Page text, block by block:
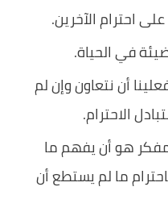
احترام الآخرين.
في الحياة.
أن نتعاون وإن لم
الاحترام.
هو أن يفهم ما
ما لم يستطع أن